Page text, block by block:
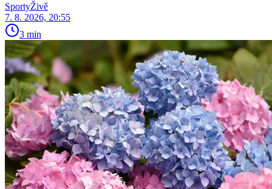
SportyŽivě
7. 8. 2026, 20:55
3 min